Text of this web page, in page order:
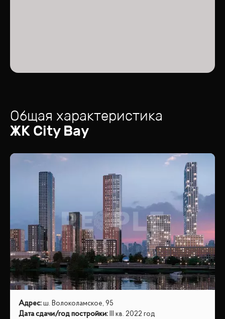
Общая характеристика
ЖК City Bay
Адрес: ш. Волоколамское, 95
Дата сдачи/год постройки: III кв. 2022 год